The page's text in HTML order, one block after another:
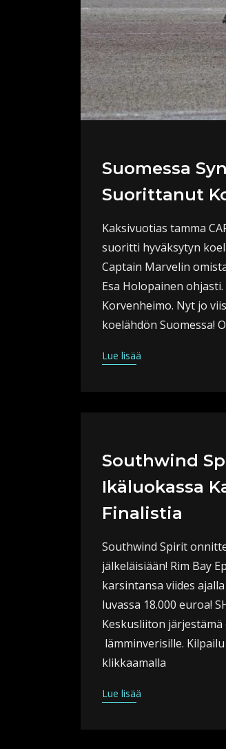
Suomessa
Suorittanut
Kaksivuotias tamma
suoritti hyväksytyn
Captain Marvelin
Esa Holopainen
Korvenheimo. Nyt jo
koelähdön Suomessa!
Lue lisää
Southwind
Ikäluokassa
Finalistia
Southwind Spirit
jälkeläisiään! Rim Bay
karsintansa viides
luvassa 18.000 euroa!
Keskusliiton
lämminverisille.
klikkaamalla
Lue lisää